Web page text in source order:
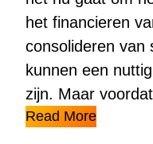
het financieren
consolideren van
kunnen een
zijn. Maar
Read More